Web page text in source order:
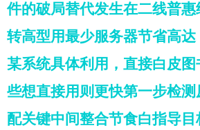
件的破局替代发生在二线普惠
转高型用最少服务器节省高
某系统具体利用，直接白皮
些想直接用则更快第一步检
配关键中间整合节食白指导